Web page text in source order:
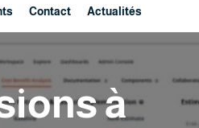
Contact Actualités
à